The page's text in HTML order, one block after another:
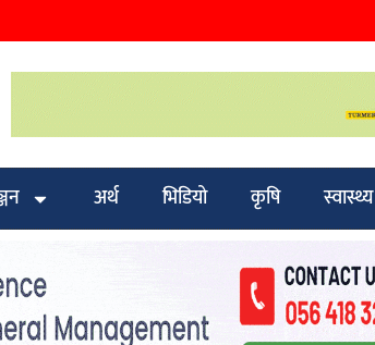
अर्थ भिडियो कृषि स्वास्थ्य